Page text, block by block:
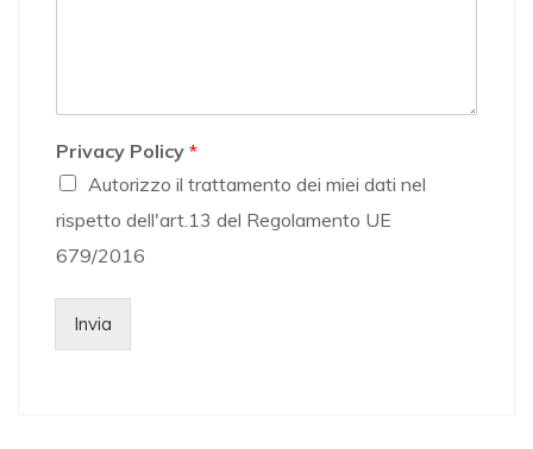
Privacy Policy *
Autorizzo il trattamento dei miei dati nel
rispetto dell'art.13 del Regolamento UE
679/2016
Invia